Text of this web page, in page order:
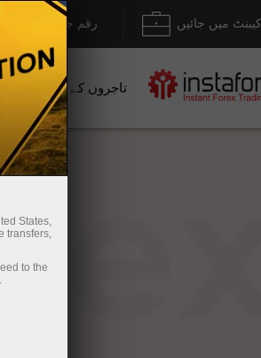
رقم جمع کروانا / کیبنٹ میں جائیں
تاجروں کے لیے
States,
transfers,
to the